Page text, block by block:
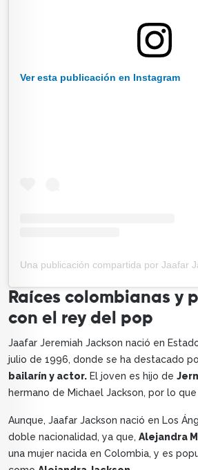
Ver esta publicación en Instagram
Raíces colombianas y
con el rey del pop
Jaafar Jeremiah Jackson nació en
julio de 1996, donde se ha destacado
bailarín y actor. El joven es hijo de
hermano de Michael Jackson, por lo
Aunque, Jaafar Jackson nació en Los
doble nacionalidad, ya que, Alejandra
una mujer nacida en Colombia, y es